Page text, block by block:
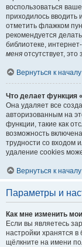
воспользоваться
приходилось вводить
отметить флажком
рекомендуется
библиотеке,
меня отсутствует,
Вернуться к началу
Что делает функция
Она удаляет все
авторизованным на
функции, такие как
возможность
трудности со входом
удаление cookies
Вернуться к началу
Параметры и
Как мне изменить
Если вы являетесь
настройки хранятся
щёлкните на имени